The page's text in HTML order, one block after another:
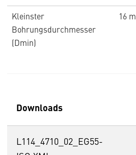
Kleinster
Bohrungsdurchmesser
(Dmin)
16
Downloads
L114_4710_02_EG55-